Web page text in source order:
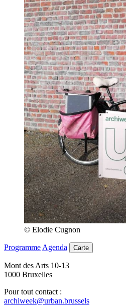
© Elodie Cugnon
Programme Agenda Carte
Mont des Arts 10-13
1000 Bruxelles
Pour tout contact :
archiweek@urban.brussels